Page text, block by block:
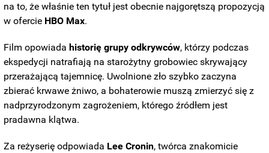
na to, że właśnie ten tytuł jest obecnie najgorętszą propozycją
w ofercie HBO Max.
Film opowiada historię grupy odkrywców, którzy podczas
ekspedycji natrafiają na starożytny grobowiec skrywający
przerażającą tajemnicę. Uwolnione zło szybko zaczyna
zbierać krwawe żniwo, a bohaterowie muszą zmierzyć się z
nadprzyrodzonym zagrożeniem, którego źródłem jest
pradawna klątwa.
Za reżyserię odpowiada Lee Cronin, twórca znakomicie